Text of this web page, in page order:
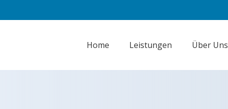
Home Leistungen Über Uns